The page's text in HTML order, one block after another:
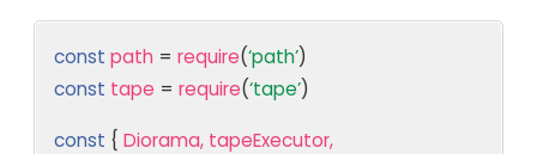
const path =require(‘path’)
const tape =require(‘tape’)
const {Diorama, tapeExecutor,